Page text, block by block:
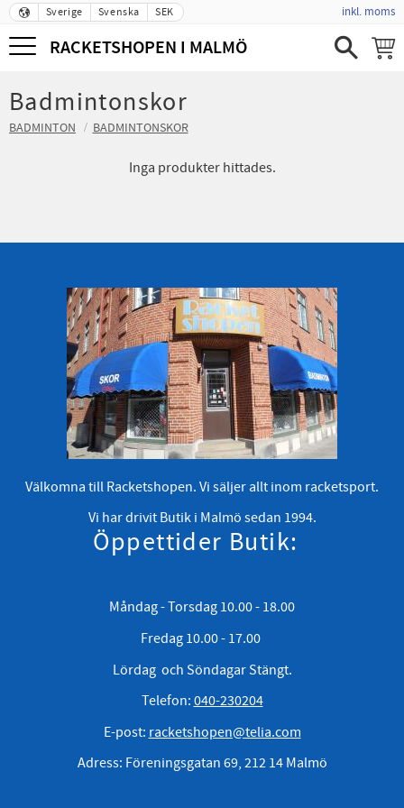
Meny
Sverige Svenska SEK inkl. moms
RACKETSHOPEN I MALMÖ
Badmintonskor
BADMINTON BADMINTONSKOR
Inga produkter hittades.
Välkomna till Racketshopen. Vi säljer allt inom racketsport.
Vi har drivit Butik i Malmö sedan 1994.
Öppettider Butik:
Måndag - Torsdag 10.00 - 18.00
Fredag 10.00 - 17.00
Lördag och Söndagar Stängt.
Telefon: 040-230204
E-post: racketshopen@telia.com
Adress: Föreningsgatan 69, 212 14 Malmö